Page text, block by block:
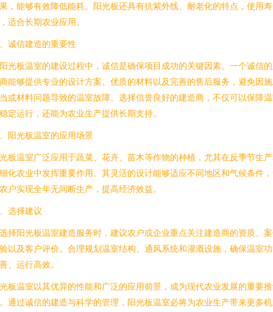
，能够有效降低能耗。阳光板还具有抗紫外线、耐老化的特点，使用
适合长期农业应用。
诚信建造的重要性
光板温室的建设过程中，诚信是确保项目成功的关键因素。一个诚信
能够提供专业的设计方案、优质的材料以及完善的售后服务，避免因
或材料问题导致的温室故障。选择信誉良好的建造商，不仅可以保障
定运行，还能为农业生产提供长期支持。
阳光板温室的应用场景
板温室广泛应用于蔬菜、花卉、苗木等作物的种植，尤其在反季节生
化农业中发挥重要作用。其灵活的设计能够适应不同地区和气候条件
户实现全年无间断生产，提高经济效益。
选择建议
择阳光板温室建造服务时，建议农户或企业重点关注建造商的资质、
以及客户评价。合理规划温室结构、通风系统和灌溉设施，确保温室
、运行高效。
板温室以其优异的性能和广泛的应用前景，成为现代农业发展的重要
通过诚信的建造与科学的管理，阳光板温室必将为农业生产带来更多